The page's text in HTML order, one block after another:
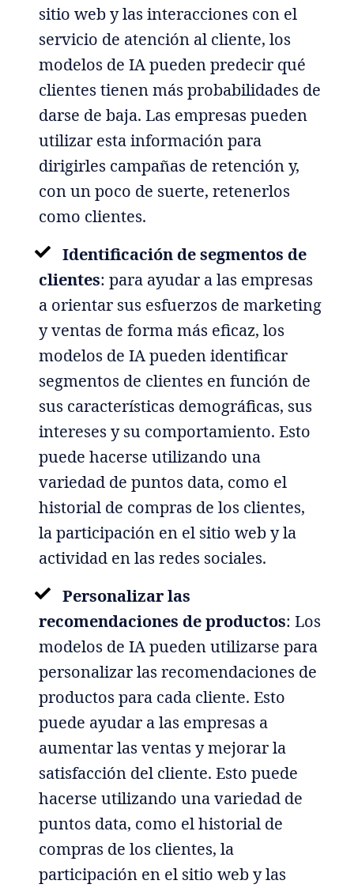
sitio web y las interacciones con el
servicio de atención al cliente, los
modelos de IA pueden predecir qué
clientes tienen más probabilidades de
darse de baja. Las empresas pueden
utilizar esta información para
dirigirles campañas de retención y,
con un poco de suerte, retenerlos
como clientes.
Identificación de segmentos de
clientes: para ayudar a las empresas
a orientar sus esfuerzos de marketing
y ventas de forma más eficaz, los
modelos de IA pueden identificar
segmentos de clientes en función de
sus características demográficas, sus
intereses y su comportamiento. Esto
puede hacerse utilizando una
variedad de puntos data, como el
historial de compras de los clientes,
la participación en el sitio web y la
actividad en las redes sociales.
Personalizar las
recomendaciones de productos: Los
modelos de IA pueden utilizarse para
personalizar las recomendaciones de
productos para cada cliente. Esto
puede ayudar a las empresas a
aumentar las ventas y mejorar la
satisfacción del cliente. Esto puede
hacerse utilizando una variedad de
puntos data, como el historial de
compras de los clientes, la
participación en el sitio web y las